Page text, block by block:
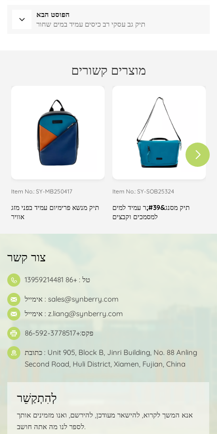
הפוסט הבא
תיק גב עסקי רב כיסים עמיד במים שחור
מוצרים קשורים
Item No.: SY-MB250417
תיק מנשא פרימיום עמיד בפני מזג
אוויר
Item No.: SY-SOB25324
תיק מסנג&#39;ר עמיד למים
למסמכים וקבצים
צור קשר
טל : +86 13959214481
אימייל : sales@synberry.com
אימייל : z.liang@synberry.com
פקס:+86-592-3778517
כתובת : Unit 905, Block B, Jinri Building, No. 88 Anling
Second Road, Huli District, Xiamen, Fujian, China
לְהִתְקַשֵׁר
אנא המשך לקרוא, להישאר מעודכן, להירשם, ואנו מזמינים אותך
לספר לנו מה אתה חושב.